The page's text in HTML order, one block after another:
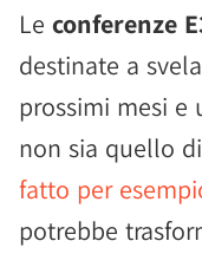
Le conferenze
destinate a
prossimi mesi e
non sia quello
fatto per
potrebbe